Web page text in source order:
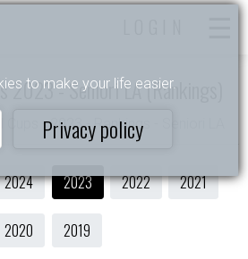
to make your life easier.
Privacy policy
2023 - Seniori LA (Rankings)
Cups - 2023 - Rankings - Seniori LA
2024 2023 2022 2021
2020 2019